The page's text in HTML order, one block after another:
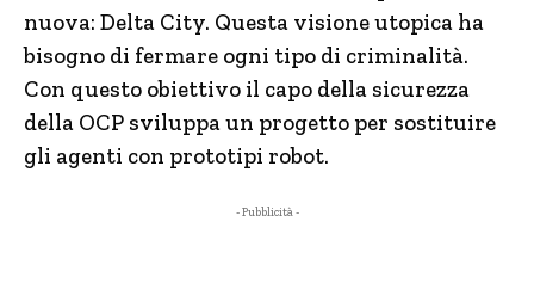
nuova: Delta City. Questa visione utopica ha
bisogno di fermare ogni tipo di criminalità.
Con questo obiettivo il capo della sicurezza
della OCP sviluppa un progetto per sostituire
gli agenti con prototipi robot.
- Pubblicità -